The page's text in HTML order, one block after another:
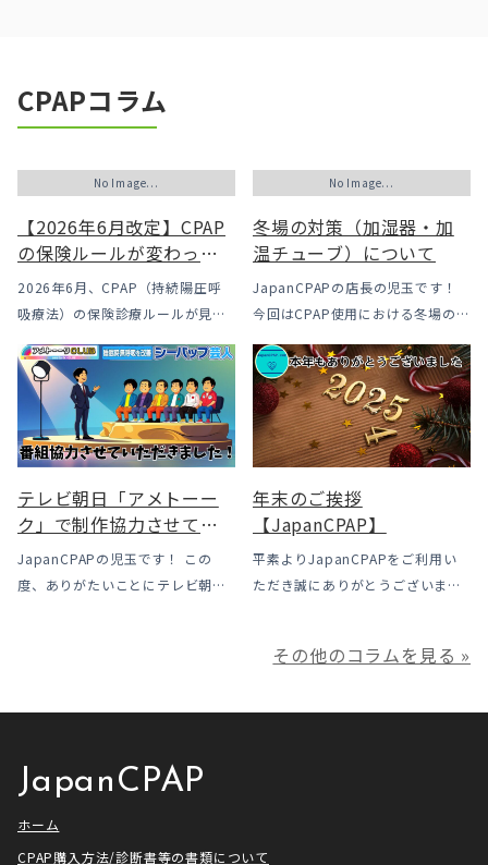
CPAPコラム
No Image...
【2026年6月改定】CPAP
の保険ルールが変わった
｜CPAPが使えなくなるか
も？変更のメリット・デ
う選択肢
2026年6月、CPAP（持続陽圧呼
吸療法）の保険診療ルールが見直
ルは下がった一方で、「続ける」
ための条件はこれまでより厳しく
なっています。この記事では、何
がどう変わったのかを患者様の立
場で […]
No Image...
冬場の対策（加湿器・加
温チューブ）について
JapanCPAPの店長の児玉です！
今回はCPAP使用における冬場のよ
露」についてのお話をさせて頂き
ます。 我々の拠点の北陸はCPAP
使用時に「乾燥・寒さ・結露」が
起こりやすい地域です、その […]
テレビ朝日「アメトーー
ク」で制作協力させてい
ただきました
JapanCPAPの児玉です！ この
度、ありがたいことにテレビ朝日
ク様は長い歴史があり、私も大
年末のご挨拶
【JapanCPAP】
平素よりJapanCPAPをご利用い
ただき誠にありがとうございま
利用いただき本当にありがとうご
満足いただけるサービスを提供さ
その他のコラムを見る »
JapanCPAP
ホーム
CPAP購入方法/診断書等の書類について